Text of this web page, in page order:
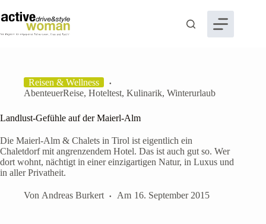
Inhalt
springen
Reisen & Wellness
AbenteuerReise, Hoteltest, Kulinarik, Winterurlaub
Landlust-Gefühle auf der Maierl-Alm
Die Maierl-Alm & Chalets in Tirol ist eigentlich ein
Chaletdorf mit angrenzendem Hotel. Das ist auch gut so. Wer
dort wohnt, nächtigt in einer einzigartigen Natur, in Luxus und
in aller Privatheit.
Von Andreas Burkert Am 16. September 2015